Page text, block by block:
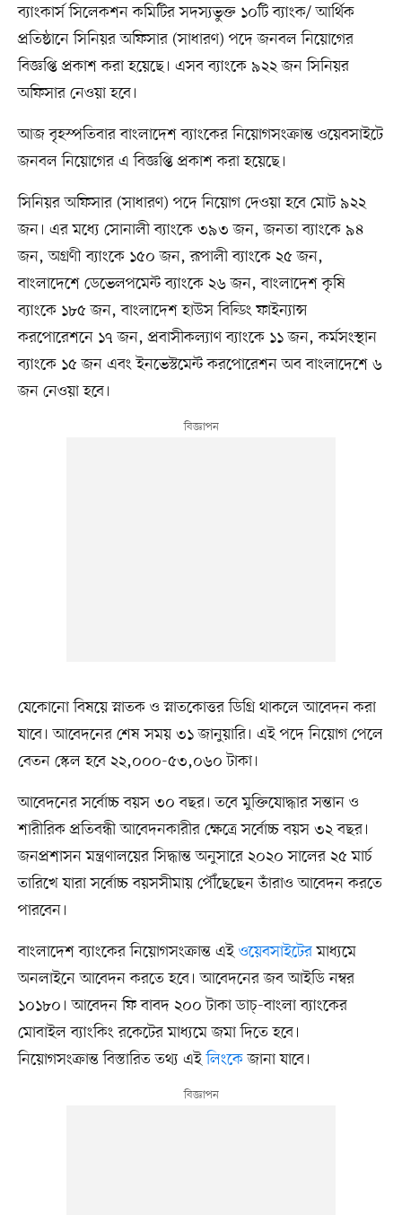
ব্যাংকার্স সিলেকশন কমিটির সদস্যভুক্ত ১০টি ব্যাংক/ আর্থিক
প্রতিষ্ঠানে সিনিয়র অফিসার (সাধারণ) পদে জনবল নিয়োগের
বিজ্ঞপ্তি প্রকাশ করা হয়েছে। এসব ব্যাংকে ৯২২ জন সিনিয়র
অফিসার নেওয়া হবে।
আজ বৃহস্পতিবার বাংলাদেশ ব্যাংকের নিয়োগসংক্রান্ত ওয়েবসাইটে
জনবল নিয়োগের এ বিজ্ঞপ্তি প্রকাশ করা হয়েছে।
সিনিয়র অফিসার (সাধারণ) পদে নিয়োগ দেওয়া হবে মোট ৯২২
জন। এর মধ্যে সোনালী ব্যাংকে ৩৯৩ জন, জনতা ব্যাংকে ৯৪
জন, অগ্রণী ব্যাংকে ১৫০ জন, রূপালী ব্যাংকে ২৫ জন,
বাংলাদেশে ডেভেলপমেন্ট ব্যাংকে ২৬ জন, বাংলাদেশ কৃষি
ব্যাংকে ১৮৫ জন, বাংলাদেশ হাউস বিল্ডিং ফাইন্যান্স
করপোরেশনে ১৭ জন, প্রবাসীকল্যাণ ব্যাংকে ১১ জন, কর্মসংস্থান
ব্যাংকে ১৫ জন এবং ইনভেস্টমেন্ট করপোরেশন অব বাংলাদেশে ৬
জন নেওয়া হবে।
যেকোনো বিষয়ে স্নাতক ও স্নাতকোত্তর ডিগ্রি থাকলে আবেদন করা
যাবে। আবেদনের শেষ সময় ৩১ জানুয়ারি। এই পদে নিয়োগ পেলে
বেতন স্কেল হবে ২২,০০০-৫৩,০৬০ টাকা।
আবেদনের সর্বোচ্চ বয়স ৩০ বছর। তবে মুক্তিযোদ্ধার সন্তান ও
শারীরিক প্রতিবন্ধী আবেদনকারীর ক্ষেত্রে সর্বোচ্চ বয়স ৩২ বছর।
জনপ্রশাসন মন্ত্রণালয়ের সিদ্ধান্ত অনুসারে ২০২০ সালের ২৫ মার্চ
তারিখে যারা সর্বোচ্চ বয়সসীমায় পৌঁছেছেন তাঁরাও আবেদন করতে
পারবেন।
বাংলাদেশ ব্যাংকের নিয়োগসংক্রান্ত এইওয়েবসাইটেরমাধ্যমে
অনলাইনে আবেদন করতে হবে। আবেদনের জব আইডি নম্বর
১০১৮০। আবেদন ফি বাবদ ২০০ টাকা ডাচ্‌-বাংলা ব্যাংকের
মোবাইল ব্যাংকিং রকেটের মাধ্যমে জমা দিতে হবে।
নিয়োগসংক্রান্ত বিস্তারিত তথ্য এইলিংকেজানা যাবে।